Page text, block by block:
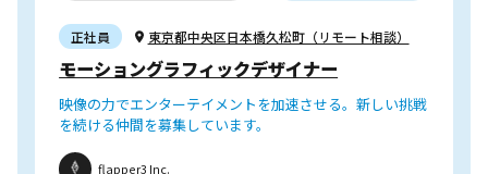
正社員 東京都中央区日本橋久松町（リモート相談）
モーショングラフィックデザイナー
映像の力でエンターテイメントを加速させる。新しい挑戦
を続ける仲間を募集しています。
flapper3 Inc.